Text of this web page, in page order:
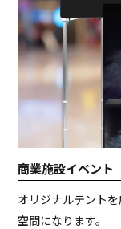
商業施設イベント
オリジナルテント
空間になります。